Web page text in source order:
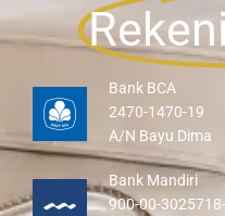
Bank BCA
2470-1470-19
A/N Bayu Dima
Bank Mandiri
900-00-